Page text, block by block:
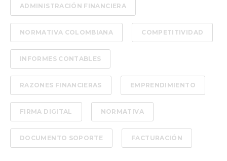
ADMINISTRACIÓN FINANCIERA
NORMATIVA COLOMBIANA COMPETITIVIDAD
INFORMES CONTABLES
RAZONES FINANCIERAS EMPRENDIMIENTO
FIRMA DIGITAL NORMATIVA
DOCUMENTO SOPORTE FACTURACIÓN